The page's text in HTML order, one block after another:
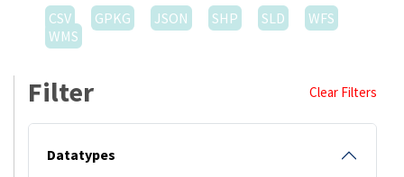
CSV
GPKG JSON SHP SLD
WFS
WMS
Filter Clear Filters
Datatypes